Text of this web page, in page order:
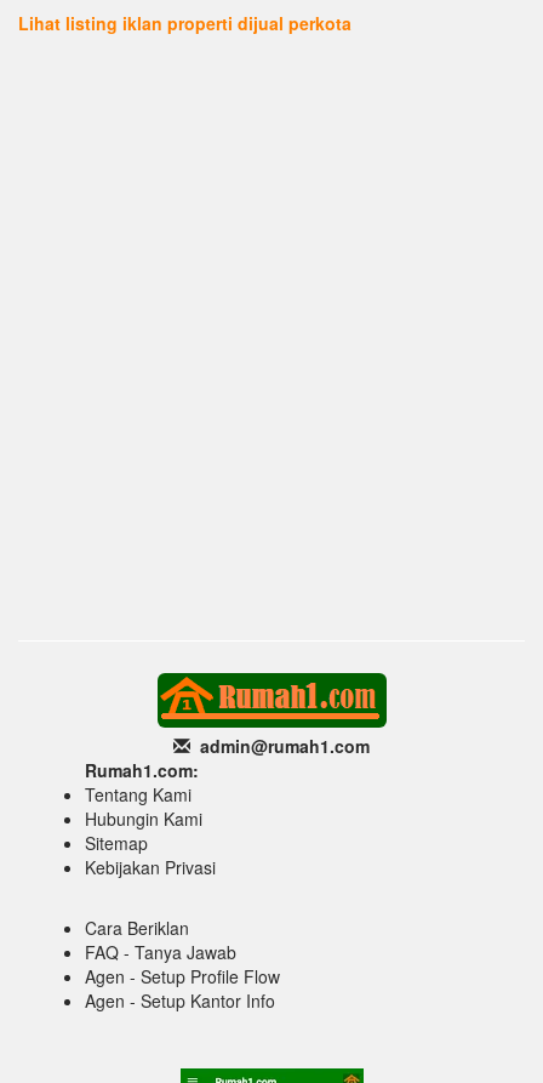
Lihat listing iklan properti dijual perkota
admin@rumah1.com
Rumah1.com:
Tentang Kami
Hubungin Kami
Sitemap
Kebijakan Privasi
Cara Beriklan
FAQ - Tanya Jawab
Agen - Setup Profile Flow
Agen - Setup Kantor Info